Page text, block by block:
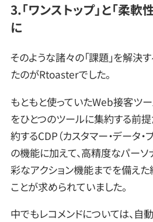
3.「ワンストップ」と「柔
に
そのような諸々の「課題」を解決
たのがRtoasterでした。
もともと使っていたWeb接客ツ
をひとつのツールに集約する前
約するCDP（カスタマー・データ・
の機能に加えて、高精度なパー
彩なアクション機能までを備え
ことが求められていました。
中でもレコメンドについては、